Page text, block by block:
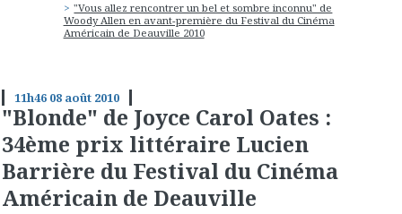
"Vous allez rencontrer un bel et sombre inconnu" de
Woody Allen en avant-première du Festival du Cinéma
Américain de Deauville 2010
11h46 08 août 2010
"Blonde" de Joyce Carol Oates :
34ème prix littéraire Lucien
Barrière du Festival du Cinéma
Américain de Deauville